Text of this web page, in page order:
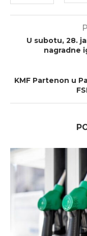
U subotu, 28.
nagradne
KMF Partenon u